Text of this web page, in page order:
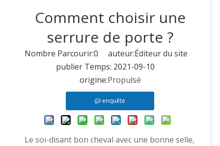
Comment choisir une
serrure de porte ?
Nombre Parcourir:0 auteur:Éditeur du site
publier Temps: 2021-09-10
origine:Propulsé
enquête
Le soi-disant bon cheval avec une bonne selle,